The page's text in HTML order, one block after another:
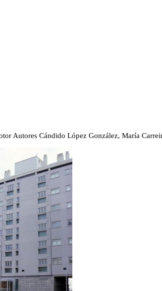
Autores Cándido López González, María